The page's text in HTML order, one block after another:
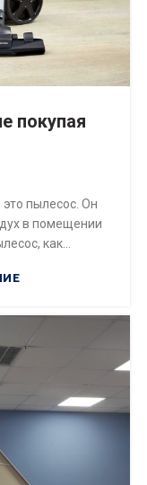
покупая
пылесос. Он
в помещении
как...